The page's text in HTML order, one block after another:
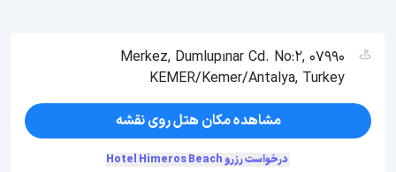
Merkez, Dumlupınar Cd. No:2, 07990
KEMER/Kemer/Antalya, Turkey
مشاهده مکان هتل روی نقشه
درخواست رزرو Hotel Himeros Beach